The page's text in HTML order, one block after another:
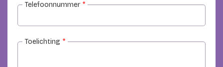
Telefoonnummer *
Toelichting *